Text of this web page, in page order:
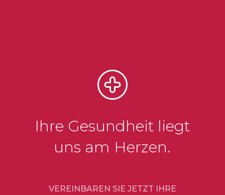
Ihre Gesundheit liegt
uns am Herzen.
VEREINBAREN SIE JETZT IHRE